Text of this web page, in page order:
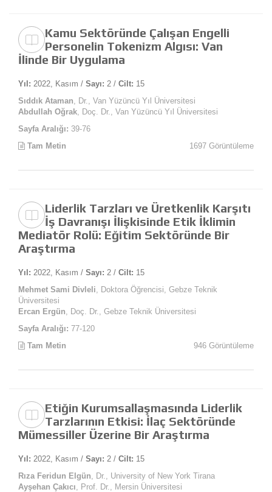
Kamu Sektöründe Çalışan Engelli
Personelin Tokenizm Algısı: Van
İlinde Bir Uygulama
Yıl: 2022, Kasım / Sayı: 2 / Cilt: 15
Sıddık Ataman , Dr., Van Yüzüncü Yıl Üniversitesi
Abdullah Oğrak , Doç. Dr., Van Yüzüncü Yıl Üniversitesi
Sayfa Aralığı: 39-76
Tam Metin
1697 Görüntüleme
Liderlik Tarzları ve Üretkenlik Karşıtı
İş Davranışı İlişkisinde Etik İklimin
Mediatör Rolü: Eğitim Sektöründe Bir
Araştırma
Yıl: 2022, Kasım / Sayı: 2 / Cilt: 15
Mehmet Sami Divleli , Doktora Öğrencisi, Gebze Teknik
Üniversitesi
Ercan Ergün , Doç. Dr., Gebze Teknik Üniversitesi
Sayfa Aralığı: 77-120
Tam Metin
946 Görüntüleme
Etiğin Kurumsallaşmasında Liderlik
Tarzlarının Etkisi: İlaç Sektöründe
Mümessiller Üzerine Bir Araştırma
Yıl: 2022, Kasım / Sayı: 2 / Cilt: 15
Rıza Feridun Elgün , Dr., University of New York Tirana
Ayşehan Çakıcı , Prof. Dr., Mersin Üniversitesi